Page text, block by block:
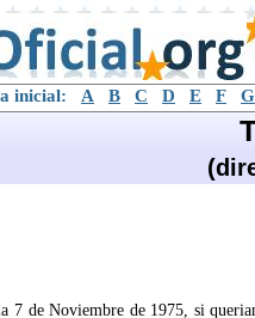
inicial: A B C D E F G
7 de Noviembre de 1975, si